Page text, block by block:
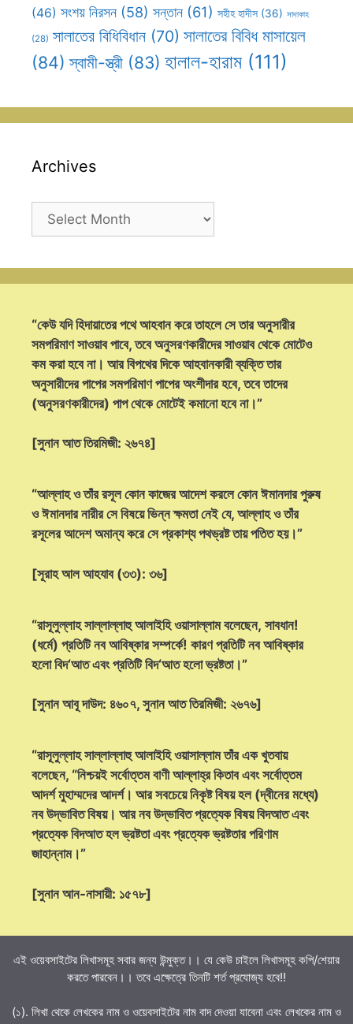
(46) সংশয় নিরসন (58) সন্তান (61) সহীহ হাদীস (36) সাদাকাহ
(28) সালাতের বিধিবিধান (70) সালাতের বিবিধ মাসায়েল
(84) স্বামী-স্ত্রী (83) হালাল-হারাম (111)
Archives
Archives
“কেউ যদি হিদায়াতের পথে আহবান করে তাহলে সে তার অনুসারীর
সমপরিমাণ সাওয়াব পাবে, তবে অনুসরণকারীদের সাওয়াব থেকে মোটেও
কম করা হবে না। আর বিপথের দিকে আহবানকারী ব্যক্তি তার
অনুসারীদের পাপের সমপরিমাণ পাপের অংশীদার হবে, তবে তাদের
(অনুসরণকারীদের) পাপ থেকে মোটেই কমানো হবে না।”
[সুনান আত তিরমিজী: ২৬৭৪]
“আল্লাহ ও তাঁর রসূল কোন কাজের আদেশ করলে কোন ঈমানদার পুরুষ
ও ঈমানদার নারীর সে বিষয়ে ভিন্ন ক্ষমতা নেই যে, আল্লাহ ও তাঁর
রসূলের আদেশ অমান্য করে সে প্রকাশ্য পথভ্রষ্ট তায় পতিত হয়।”
[সূরাহ আল আহযাব (৩৩): ৩৬]
“রাসূলুল্লাহ সাল্লাল্লাহু আলাইহি ওয়াসাল্লাম বলেছেন, সাবধান!
(ধর্মে) প্রতিটি নব আবিষ্কার সম্পর্কে! কারণ প্রতিটি নব আবিষ্কার
হলো বিদ‘আত এবং প্রতিটি বিদ‘আত হলো ভ্রষ্টতা।”
[সুনান আবূ দাউদ: ৪৬০৭, সুনান আত তিরমিজী: ২৬৭৬]
“রাসূলুল্লাহ সাল্লাল্লাহু আলাইহি ওয়াসাল্লাম তাঁর এক খুতবায়
বলেছেন, “নিশ্চয়ই সর্বোত্তম বাণী আল্লাহ্‌র কিতাব এবং সর্বোত্তম
আদর্শ মুহাম্মদের আদর্শ। আর সবচেয়ে নিকৃষ্ট বিষয় হল (দ্বীনের মধ্যে)
নব উদ্ভাবিত বিষয়। আর নব উদ্ভাবিত প্রত্যেক বিষয় বিদআত এবং
প্রত্যেক বিদআত হল ভ্রষ্টতা এবং প্রত্যেক ভ্রষ্টতার পরিণাম
জাহান্নাম।”
[সুনান আন-নাসায়ী: ১৫৭৮]
এই ওয়েবসাইটের লিখাসমূহ সবার জন্য উন্মুক্ত।। যে কেউ চাইলে লিখাসমূহ কপি/শেয়ার
করতে পারবেন।। তবে এক্ষেত্রে তিনটি শর্ত প্রযোজ্য হবে!!
(১). লিখা থেকে লেখকের নাম ও ওয়েবসাইটের নাম বাদ দেওয়া যাবেনা এবং লেখকের নাম ও